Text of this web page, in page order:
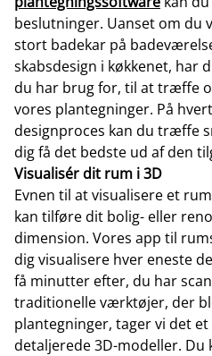
beslutninger. Uanset om du
stort badekar på
skabsdesign i køkkenet, har
du har brug for, til at træffe
vores plantegninger. På
designproces kan du træffe
dig få det bedste ud af den
Visualisér dit rum i 3D
Evnen til at visualisere et
kan tilføre dit bolig- eller
dimension. Vores app til
dig visualisere hver eneste
få minutter efter, du har
traditionelle værktøjer, der
plantegninger, tager vi det
detaljerede 3D-modeller. Du